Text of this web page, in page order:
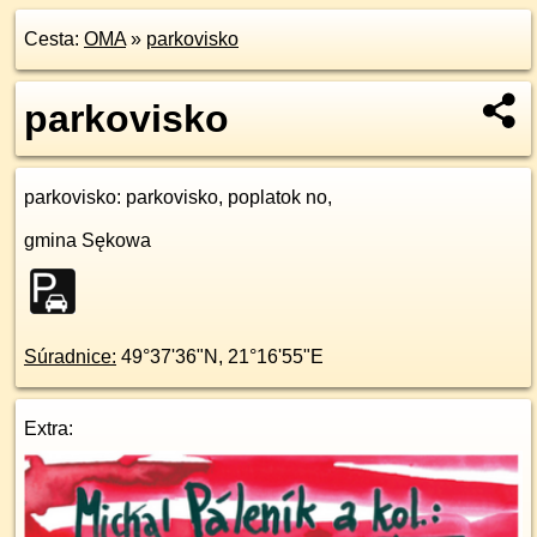
Cesta: OMA» parkovisko
parkovisko
parkovisko: parkovisko, poplatok no,
gmina Sękowa
Súradnice: 49°37'36"N , 21°16'55"E
Extra: